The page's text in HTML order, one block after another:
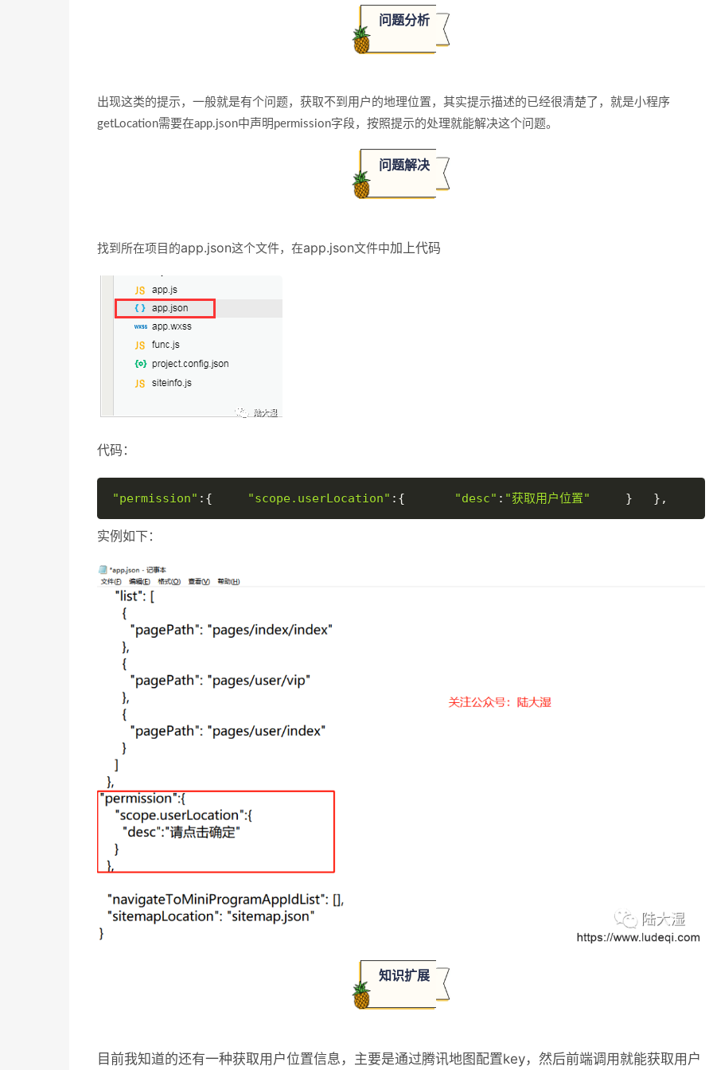
问题分析
出现这类的提示，一般就是有个问题，获取不到用户的地理位置，其实提示描述的已经很清楚了，就是小程序
getLocation需要在app.json中声明permission字段，按照提示的处理就能解决这个问题。
问题解决
找到所在项目的app.json这个文件，在app.json文件中加上代码
代码：
"permission" : { "scope.userLocation" : { "desc" : "获取用户位置" } } ,
实例如下：
知识扩展
目前我知道的还有一种获取用户位置信息，主要是通过腾讯地图配置key，然后前端调用就能获取用户